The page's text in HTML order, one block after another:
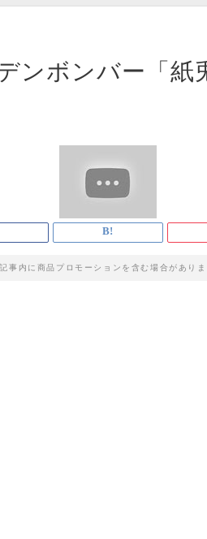
ンボンバー「紙
記事内に商品プロモーションを含む場合がありま